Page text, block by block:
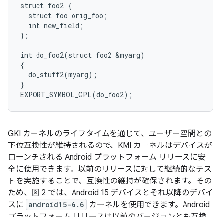
struct foo2 {
  struct foo orig_foo;
  int new_field;
};
int do_foo2(struct foo2 &myarg)
{
  do_stuff2(myarg);
}
GKI カーネルのライフタイムを通じて、ユーザー空間との
下位互換性が維持されるので、KMI カーネルはデバイスが
ローンチされる Android プラットフォーム リリースに安
全に使用できます。以前のリリースに対して継続的なテス
トを実施することで、互換性の維持が確保されます。その
ため、図 2 では、Android 15 デバイスとそれ以降のデバイ
スに android15-6.6
カーネルを使用できます。Android